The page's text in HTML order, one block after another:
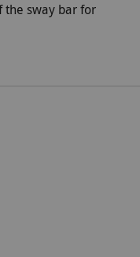
the sway bar for